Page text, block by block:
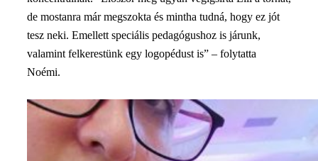
de mostanra már megszokta és mintha tudná, hogy ez jót
tesz neki. Emellett speciális pedagógushoz is járunk,
valamint felkerestünk egy logopédust is” – folytatta
Noémi.